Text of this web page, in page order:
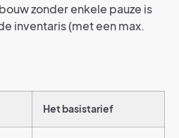
zonder enkele pauze is
inventaris (met een max.
Het basistarief